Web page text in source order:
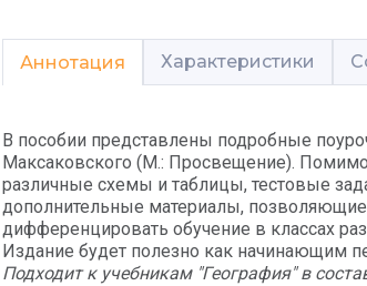
Аннотация Характеристики
В пособии представлены подробные
Максаковского (М.: Просвещение). Помимо
различные схемы и таблицы, тестовые
дополнительные материалы,
дифференцировать обучение в классах
Издание будет полезно как начинающим
Подходит к учебникам "География" в